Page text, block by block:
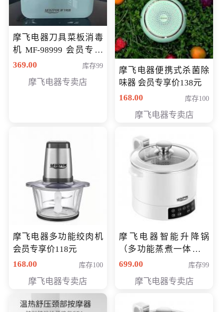
摩飞电器刀具菜板消毒
机 MF-98999 会员专享
价286元
369.00 库存99
摩飞电器专卖店
摩飞电器便携式杀菌除
味器 会员专享价138元
168.00
库存100
摩飞电器专卖店
摩飞电器多功能绞肉机
会员专享价118元
168.00
库存100
摩飞电器专卖店
摩飞电器智能升降锅
（多功能蒸煮一体锅）
（智能升降养生锅） 会
699.00 库存99
摩飞电器专卖店